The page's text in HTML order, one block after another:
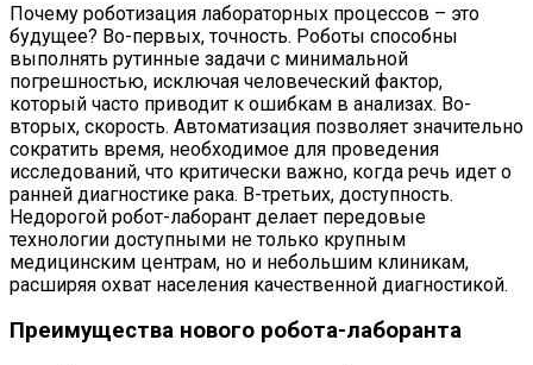
Почему роботизация лабораторных процессов – это
будущее? Во-первых, точность. Роботы способны
выполнять рутинные задачи с минимальной
погрешностью, исключая человеческий фактор,
который часто приводит к ошибкам в анализах. Во-
вторых, скорость. Автоматизация позволяет значительно
сократить время, необходимое для проведения
исследований, что критически важно, когда речь идет о
ранней диагностике рака. В-третьих, доступность.
Недорогой робот-лаборант делает передовые
технологии доступными не только крупным
медицинским центрам, но и небольшим клиникам,
расширяя охват населения качественной диагностикой.
Преимущества нового робота-лаборанта